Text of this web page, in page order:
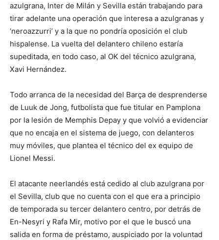
azulgrana, Inter de Milán y Sevilla están trabajando para
tirar adelante una operación que interesa a azulgranas y
‘neroazzurri’ y a la que no pondría oposición el club
hispalense. La vuelta del delantero chileno estaría
supeditada, en todo caso, al OK del técnico azulgrana,
Xavi Hernández.
Todo arranca de la necesidad del Barça de desprenderse
de Luuk de Jong, futbolista que fue titular en Pamplona
por la lesión de Memphis Depay y que volvió a evidenciar
que no encaja en el sistema de juego, con delanteros
muy móviles, que plantea el técnico del ex equipo de
Lionel Messi.
El atacante neerlandés está cedido al club azulgrana por
el Sevilla, club que no cuenta con el que era a principio
de temporada su tercer delantero centro, por detrás de
En-Nesyri y Rafa Mir, motivo por el que le buscó una
salida en forma de préstamo, auspiciado por la voluntad